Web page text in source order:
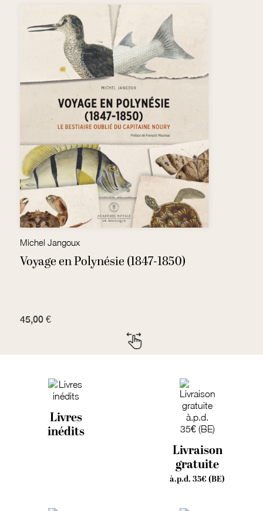
Michel Jangoux
Voyage en Polynésie (1847-1850)
45,00 €
Livres
inédits
Livraison
gratuite
à.p.d. 35€ (BE)